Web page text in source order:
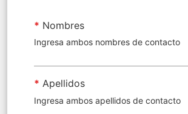
* Nombres
Ingresa ambos nombres de contacto
* Apellidos
Ingresa ambos apellidos de contacto